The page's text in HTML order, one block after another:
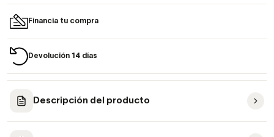
Financia tu compra
Devolución 14 días
Descripción del producto